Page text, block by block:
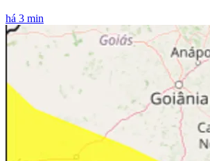
há 3 min